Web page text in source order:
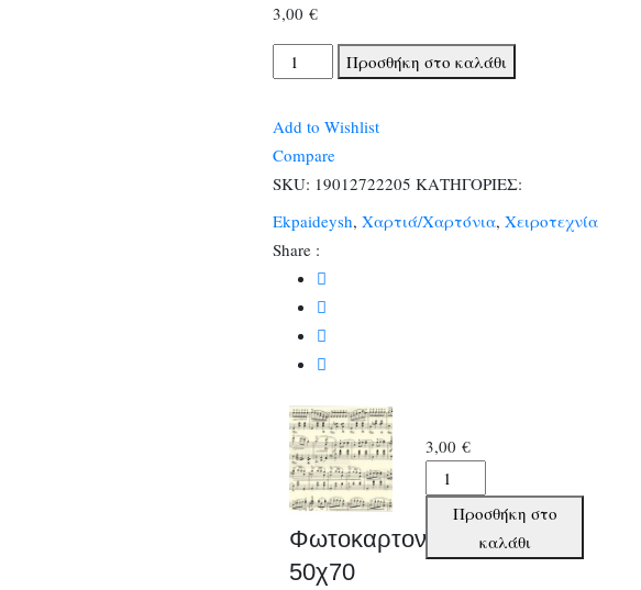
3,00€
Φωτοκαρτον
50χ70
Προσθήκη στο καλάθι
Add to Wishlist
Compare
SKU: 19012722205 ΚΑΤΗΓΟΡΙΕΣ:
Ekpaideysh,Χαρτιά/Χαρτόνια,Χειροτεχνία
Share :
Φωτοκαρτον
50χ70
3,00€
Φωτοκαρτον
50χ70
Πενταγραμμο
ποσότητα
Προσθήκη στο
καλάθι